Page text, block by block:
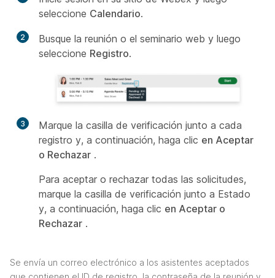
seleccione Calendario.
2
Busque la reunión o el seminario web y luego
seleccione Registro.
3
Marque la casilla de verificación junto a cada
registro y, a continuación, haga clic en Aceptar
o Rechazar .
Para aceptar o rechazar todas las solicitudes,
marque la casilla de verificación junto a Estado
y, a continuación, haga clic en Aceptar o
Rechazar .
Se envía un correo electrónico a los asistentes aceptados